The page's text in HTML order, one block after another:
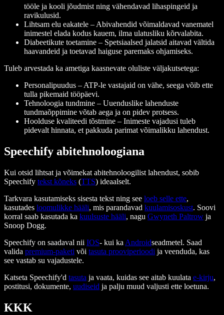
tööle ja kooli jõudmist ning vähendavad lihaspingeid ja
ravikulusid.
Lihtsam elu eakatele – Abivahendid võimaldavad vanematel
inimestel elada kodus kauem, ilma ulatusliku kõrvalabita.
Diabeetikute toetamine – Spetsiaalsed jalatsid aitavad vältida
haavandeid ja toetavad haiguse paremaks ohjamiseks.
Tuleb arvestada ka ametiga kaasnevate oluliste väljakutsetega:
Personalipuudus – ATP-le vastajaid on vähe, seega võib ette
tulla pikemaid tööpäevi.
Tehnoloogia tundmine – Uuenduslike lahenduste
tundmaõppimine võtab aega ja on pidev protsess.
Hoolduse kvaliteedi tõstmine – Inimeste vajadusi tuleb
pidevalt hinnata, et pakkuda parimat võimalikku lahendust.
Speechify abitehnoloogiana
Kui otsid lihtsat ja võimekat abitehnoloogilist lahendust, sobib
Speechify tekst kõneks (TTS) ideaalselt.
Tarkvara kasutamiseks sisesta tekst ning see loeb selle ette,
kasutades loomulikke hääli, mis parandavad kuulamisoskust. Soovi
korral saab kasutada ka kuulsuste hääli, nagu Gwyneth Paltrow ja
Snoop Dogg.
Speechify on saadaval nii IOS- kui ka Androidseadmetel. Saad
valida premium-paketi või tasuta prooviperioodi ja veenduda, kas
see vastab su vajadustele.
Katseta Speechify'd tasuta ja vaata, kuidas see aitab kuulata e-kirju,
postitusi, dokumente, uudiseid ja palju muud valjusti ette loetuna.
KKK